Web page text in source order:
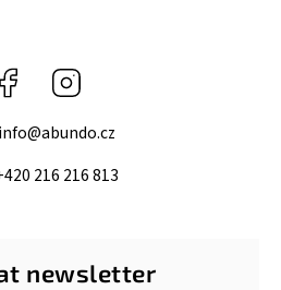
Facebook
info@abundo.cz
216 216 813
newsletter